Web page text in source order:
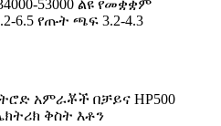
53000 ልዩ የመቋቋም
6.5 የጡት ጫፍ 3.2-4.3